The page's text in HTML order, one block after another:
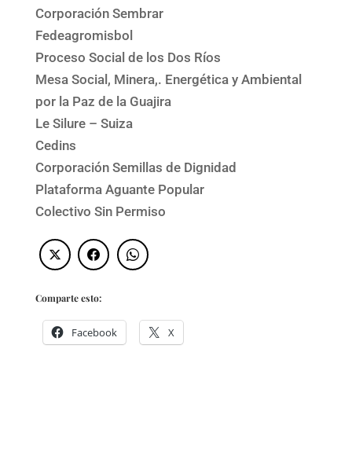
Corporación Sembrar
Fedeagromisbol
Proceso Social de los Dos Ríos
Mesa Social, Minera,. Energética y Ambiental
por la Paz de la Guajira
Le Silure – Suiza
Cedins
Corporación Semillas de Dignidad
Plataforma Aguante Popular
Colectivo Sin Permiso
Comparte esto:
Facebook X